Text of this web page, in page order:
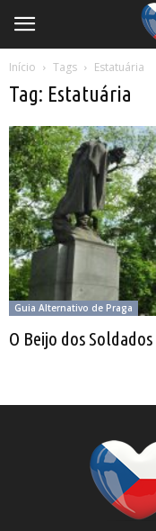
Início Tags Estatuária
Tag: Estatuária
Guia Alternativo de Praga
O Beijo dos Soldados